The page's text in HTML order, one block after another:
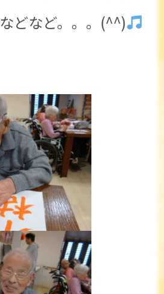
などなど。。。(^^)